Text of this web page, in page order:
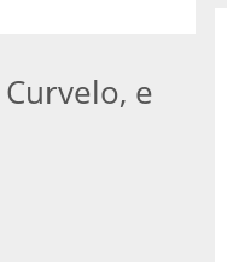
e